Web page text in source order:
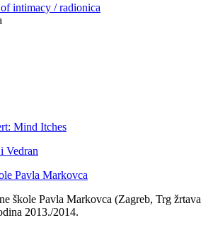
intimacy / radionica
Mind Itches
Vedran
Pavla Markovca
škole Pavla Markovca (Zagreb, Trg žrtava
2013./2014.